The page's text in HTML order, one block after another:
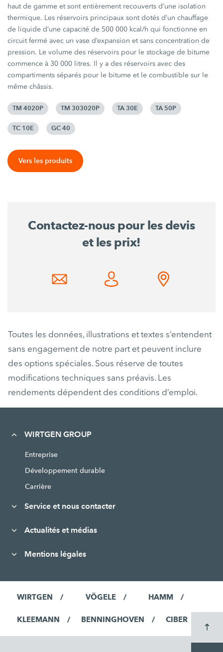
haut de gamme et sont entièrement recouverts d’une isolation
thermique. Les réservoirs principaux sont dotés d’un chauffage
de liquide d’une capacité de 500 000 kcal/h qui fonctionne en
circuit fermé avec un vase d’expansion et sans concentration de
pression. Le volume des réservoirs pour le stockage de bitume
commence à 30 000 litres. Il y a des réservoirs avec des
compartiments séparés pour le bitume et le combustible sur le
même châssis.
TM 4020P TM 303020P TA 30E TA 50P
TC 10E GC 40
Vers les produits
Contactez-nous pour les devis
et les prix!
Toutes les données, illustrations et textes s’entendent
sans engagement de notre part et peuvent inclure
des options spéciales. Sous réserve de toutes
modifications techniques sans préavis. Les
rendements dépendent des conditions d’emploi.
WIRTGEN GROUP
Entreprise
Développement durable
Carrière
Service et nous contacter
Actualités et médias
Mentions légales
WIRTGEN VÖGELE HAMM
KLEEMANN BENNINGHOVEN CIBER